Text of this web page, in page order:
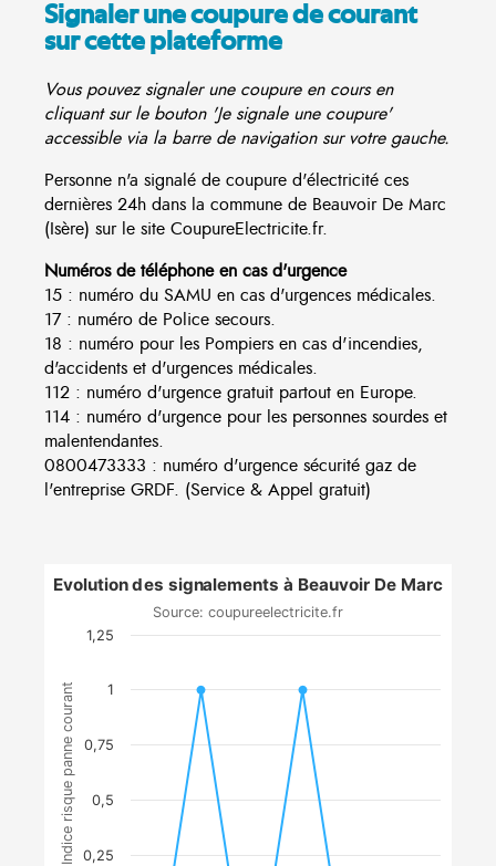
Signaler une coupure de courant
sur cette plateforme
Vous pouvez signaler une coupure en cours en
cliquant sur le bouton 'Je signale une coupure'
accessible via la barre de navigation sur votre gauche.
Personne n'a signalé de coupure d'électricité ces
dernières 24h dans la commune de Beauvoir De Marc
(Isère) sur le site CoupureElectricite.fr.
Numéros de téléphone en cas d'urgence
15 : numéro du SAMU en cas d'urgences médicales.
17 : numéro de Police secours.
18 : numéro pour les Pompiers en cas d'incendies,
d'accidents et d'urgences médicales.
112 : numéro d'urgence gratuit partout en Europe.
114 : numéro d'urgence pour les personnes sourdes et
malentendantes.
0800473333 : numéro d'urgence sécurité gaz de
l'entreprise GRDF. (Service & Appel gratuit)
Indice risque panne courant
Evolution des signalements à Beauvoir De Marc
Source: coupureelectricite.fr
0,25
0,5
0,75
1
1,25